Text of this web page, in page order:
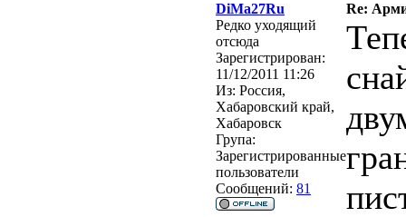
DiMa27Ru
Re:
Редко уходящий
отсюда
Зарегистрирован:
11/12/2011 11:26
Из: Россия,
Хабаровский край,
Хабаровск
Група:
Зарегистрированные
пользователи
Сообщений: 81